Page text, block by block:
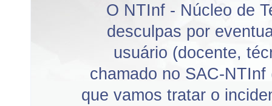
O NTInf - Núcleo de
desculpas por
usuário (docente,
chamado no SAC-NTInf
que vamos tratar o